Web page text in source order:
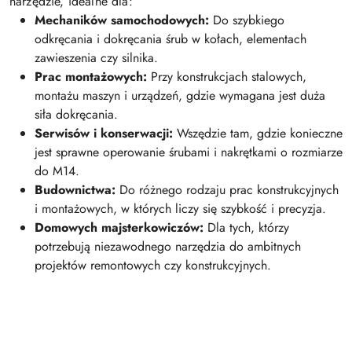
Mechaników samochodowych: Do szybkiego
odkręcania i dokręcania śrub w kołach, elementach
zawieszenia czy silnika.
Prac montażowych: Przy konstrukcjach stalowych,
montażu maszyn i urządzeń, gdzie wymagana jest duża
siła dokręcania.
Serwisów i konserwacji: Wszędzie tam, gdzie konieczne
jest sprawne operowanie śrubami i nakrętkami o rozmiarze
do M14.
Budownictwa: Do różnego rodzaju prac konstrukcyjnych
i montażowych, w których liczy się szybkość i precyzja.
Domowych majsterkowiczów: Dla tych, którzy
potrzebują niezawodnego narzędzia do ambitnych
projektów remontowych czy konstrukcyjnych.